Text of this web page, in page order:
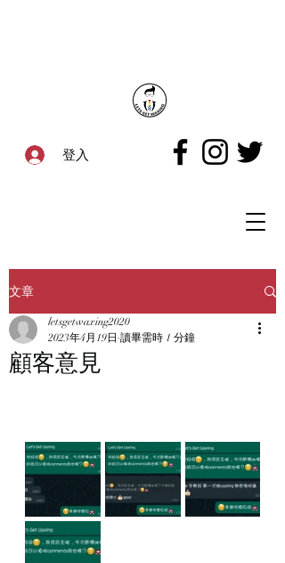
登入
文章
顧客意見
letsgetwaxing2020
2023年4月19日 讀畢需時 1 分鐘